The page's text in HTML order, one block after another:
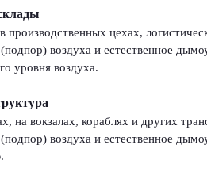
производственных цехах,
воздуха и естественное
уровня воздуха.
на вокзалах, кораблях и других
воздуха и естественное